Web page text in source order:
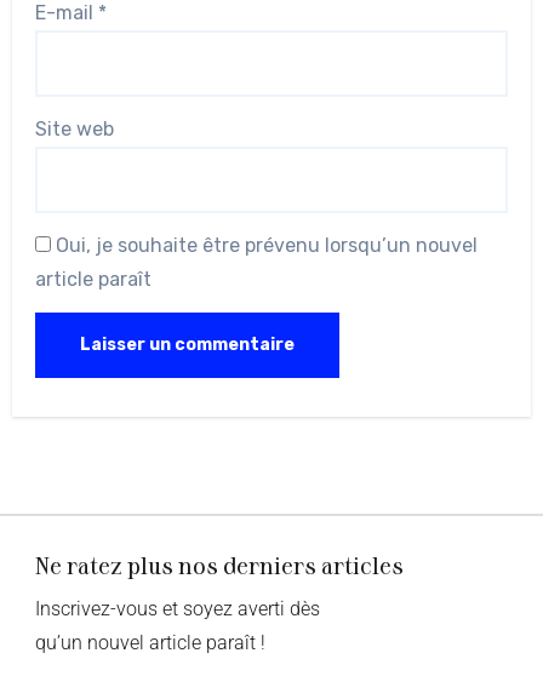
E-mail *
Site web
Oui, je souhaite être prévenu lorsqu’un nouvel
article paraît
Ne ratez plus nos derniers articles
Inscrivez-vous et soyez averti dès
qu’un nouvel article paraît !